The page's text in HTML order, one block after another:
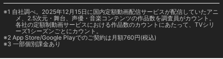
1 自社調べ。2025年12月15日に国内定額動画配信サービスが配信していたアニ
メ、2.5次元・舞台、声優・音楽コンテンツの作品数を調査員がカウント。
各社の定額制動画サービスにおける作品数のカウントにあたって、TVシリ
ーズ1シーズンごとにカウント。
2 App Store/Google Playでのご契約は月額760円(税込)
3 一部個別課金あり